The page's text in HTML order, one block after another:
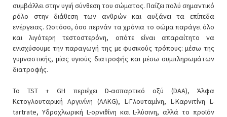
συμβάλλει στην υγιή σύνθεση του σώματος. Παίζει πολύ σημαντικό
ρόλο στην διάθεση των ανθρών και αυξάνει τα επίπεδα
ενέργειας. Ωστόσο, όσο περνάν τα χρόνια το σώμα παράγει όλο
και λιγότερη τεστοστερόνη, οπότε είναι απαραίτητο να
ενισχύσουμε την παραγωγή της με φυσικούς τρόπους: μέσω της
γυμναστικής, μίας υγιούς διατροφής και μέσω συμπληρωμάτων
διατροφής.
Το TST + GH περιέχει D-ασπαρτικό οξύ (DAA), Άλφα
Κετογλουταρική Αργινίνη (AAKG), L-Γλουταμίνη, L-Καρνιτίνη L-
tartrate, Υδροχλωρική L-ορνιθίνη και L-λύσινη, αλλά το προϊόν